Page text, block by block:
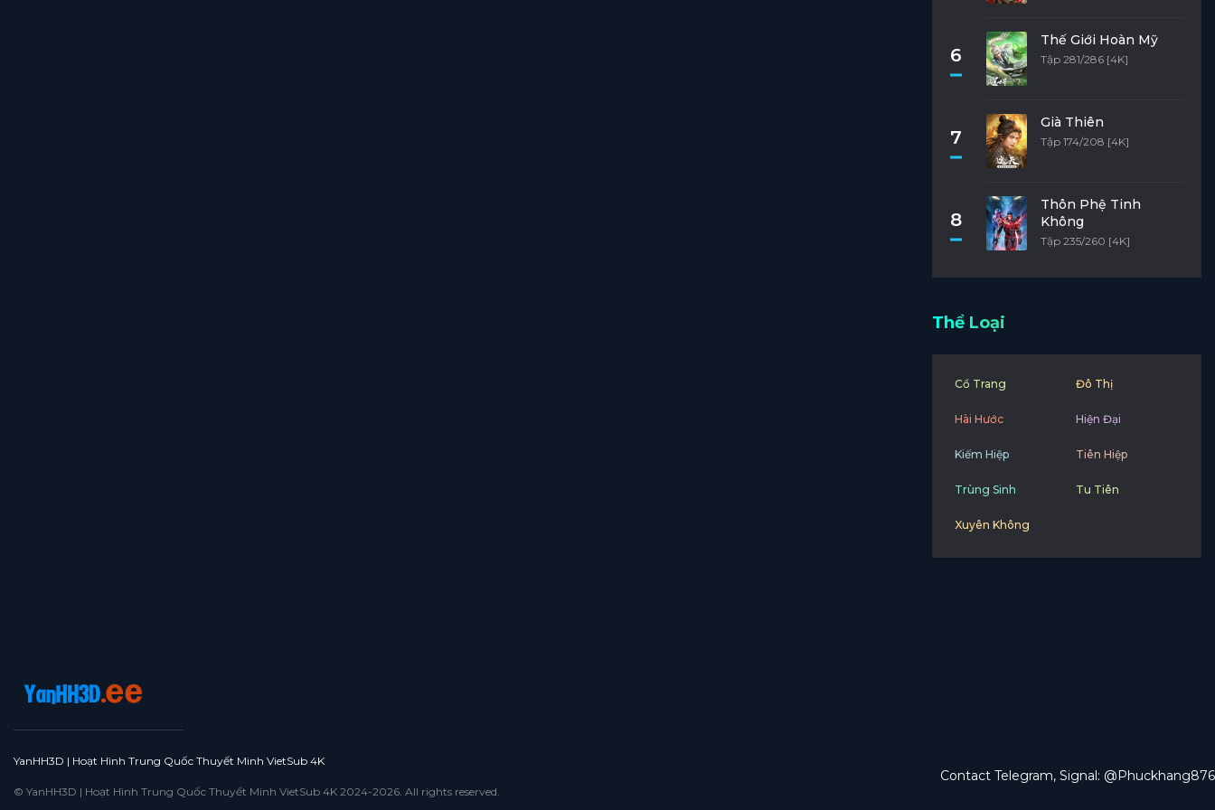
6
Thế Giới Hoàn Mỹ
Tập 281/286 [4K]
7
Già Thiên
Tập 174/208 [4K]
8
Thôn Phệ Tinh
Không
Tập 235/260 [4K]
Thể Loại
Cổ Trang Đô Thị
Hài Hước Hiện Đại
Kiếm Hiệp Tiên Hiệp
Trùng Sinh Tu Tiên
Xuyên Không
YanHH3D | Hoạt Hình Trung Quốc Thuyết Minh VietSub 4K
Contact Telegram, Signal: @Phuckhang876
© YanHH3D | Hoạt Hình Trung Quốc Thuyết Minh VietSub 4K 2024-2026. All rights reserved.